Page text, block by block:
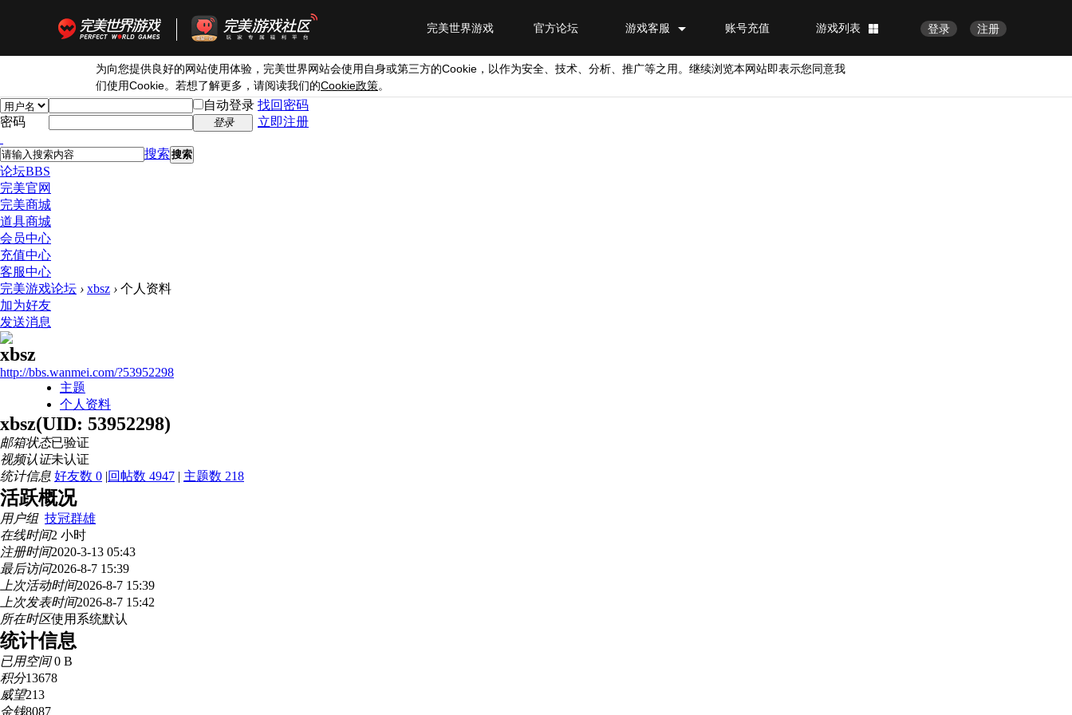
注册
登录
游戏列表
账号充值
游戏客服
官方论坛
完美世界游戏
为向您提供良好的网站使用体验，完美世界网站会使用自身或第三方的Cookie ，以作为安全、技术、分析、推广等之用。继续浏览本网站即表示您同意我
们使用Cookie。若想了解更多，请阅读我们的Cookie政策。
自动登录 找回密码
密码
登录 立即注册
搜索 搜索
论坛BBS
完美官网
完美商城
道具商城
会员中心
充值中心
客服中心
完美游戏论坛 › xbsz › 个人资料
加为好友
发送消息
xbsz
http://bbs.wanmei.com/?53952298
主题
个人资料
xbsz(UID: 53952298)
邮箱状态已验证
视频认证未认证
统计信息 好友数 0 |回帖数 4947 | 主题数 218
活跃概况
用户组 技冠群雄
在线时间2 小时
注册时间2020-3-13 05:43
最后访问2026-8-7 15:39
上次活动时间2026-8-7 15:39
上次发表时间2026-8-7 15:42
所在时区使用系统默认
统计信息
已用空间0 B
积分13678
威望213
金钱8087